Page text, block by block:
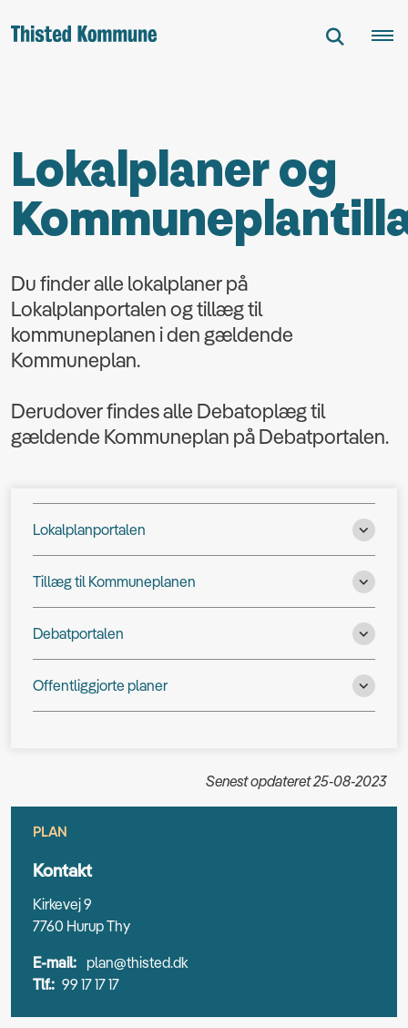
Lokalplaner og
Du finder alle lokalplaner på
Lokalplanportalen og tillæg til
kommuneplanen i den gældende
Kommuneplan.
Derudover findes alle Debatoplæg til
gældende Kommuneplan på Debatportalen.
Lokalplanportalen
Tillæg til Kommuneplanen
Debatportalen
Offentliggjorte planer
Senest opdateret 25-08-2023
PLAN
Kontakt
Kirkevej 9
7760 Hurup Thy
E-mail: plan@thisted.dk
Tlf.: 99 17 17 17